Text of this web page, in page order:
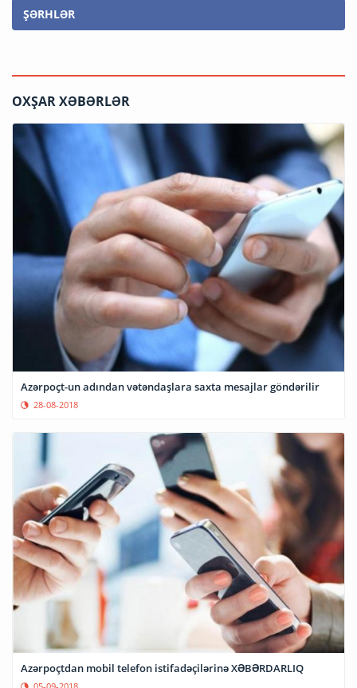
ŞƏRHLƏR
OXŞAR XƏBƏRLƏR
Azərpoçt-un adından vətəndaşlara saxta mesajlar göndərilir
28-08-2018
Azərpoçtdan mobil telefon istifadəçilərinə XƏBƏRDARLIQ